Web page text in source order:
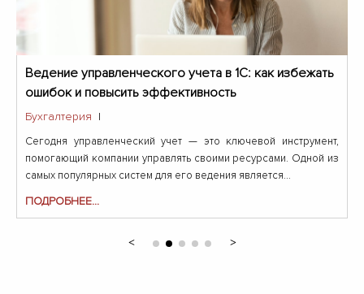
Ведение управленческого учета в 1С: как избежать
ошибок и повысить эффективность
Бухгалтерия |
Сегодня управленческий учет — это ключевой инструмент,
помогающий компании управлять своими ресурсами. Одной из
самых популярных систем для его ведения является...
ПОДРОБНЕЕ...